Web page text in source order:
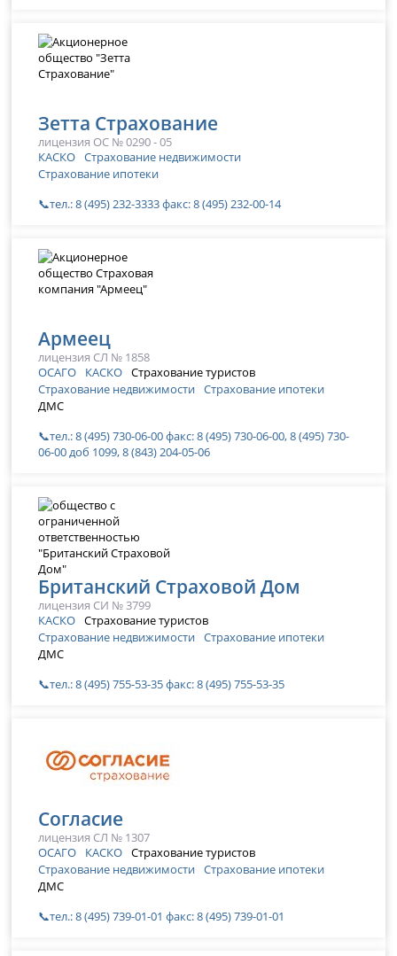
Зетта Страхование
лицензия ОС № 0290 - 05
КАСКО Страхование недвижимости
Страхование ипотеки
📞тел.: 8 (495) 232-3333 факс: 8 (495) 232-00-14
Армеец
лицензия СЛ № 1858
ОСАГО
КАСКО Страхование туристов
Страхование недвижимости Страхование ипотеки
ДМС
📞тел.: 8 (495) 730-06-00 факс: 8 (495) 730-06-00, 8 (495) 730-
06-00 доб 1099, 8 (843) 204-05-06
Британский Страховой Дом
лицензия СИ № 3799
КАСКО Страхование туристов
Страхование недвижимости Страхование ипотеки
ДМС
📞тел.: 8 (495) 755-53-35 факс: 8 (495) 755-53-35
Согласие
лицензия СЛ № 1307
ОСАГО
КАСКО Страхование туристов
Страхование недвижимости Страхование ипотеки
ДМС
📞тел.: 8 (495) 739-01-01 факс: 8 (495) 739-01-01